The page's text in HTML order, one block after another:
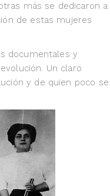
más se dedicaron a
de estas mujeres
documentales y
Un claro
y de quien poco se